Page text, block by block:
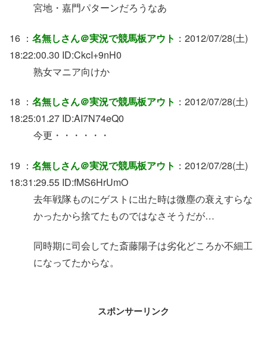
宮地・嘉門パターンだろうなあ
16 ： 名無しさん＠実況で競馬板アウト ：2012/07/28(土)
18:22:00.30 ID:CkcI+9nH0
熟女マニア向けか
18 ： 名無しさん＠実況で競馬板アウト ：2012/07/28(土)
18:25:01.27 ID:AI7N74eQ0
今更・・・・・・
19 ： 名無しさん＠実況で競馬板アウト ：2012/07/28(土)
18:31:29.55 ID:fMS6HrUmO
去年戦隊ものにゲストに出た時は微塵の衰えすらな
かったから捨てたものではなさそうだが…
同時期に司会してた斎藤陽子は劣化どころか不細工
になってたからな。
スポンサーリンク